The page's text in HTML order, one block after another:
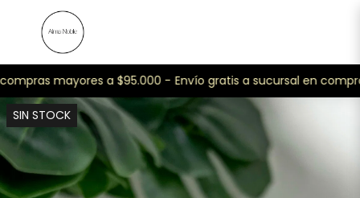
mayores a $95.000 - Envío gratis a sucursal en
SIN STOCK